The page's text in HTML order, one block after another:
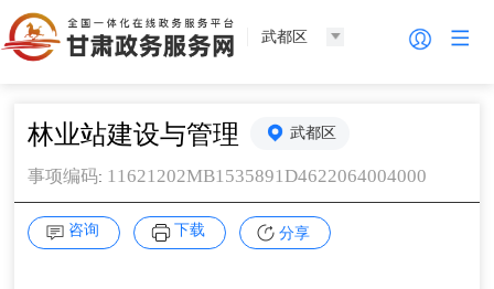
武都区
林业站建设与管理 武都区
事项编码: 11621202MB1535891D4622064004000
咨询 下载 分享